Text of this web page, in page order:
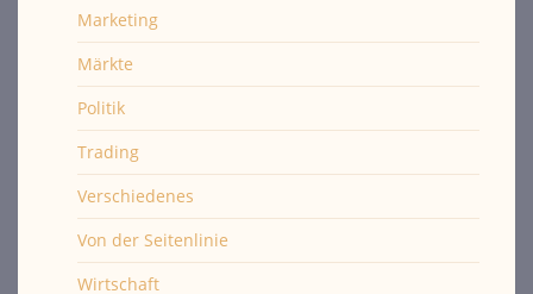
Marketing
Märkte
Politik
Trading
Verschiedenes
Von der Seitenlinie
Wirtschaft